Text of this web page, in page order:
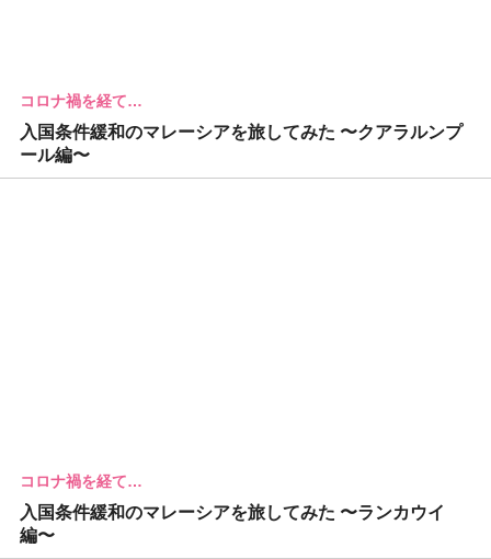
コロナ禍を経て…
入国条件緩和のマレーシアを旅してみた 〜クアラルンプ
ール編〜
コロナ禍を経て…
入国条件緩和のマレーシアを旅してみた 〜ランカウイ
編〜